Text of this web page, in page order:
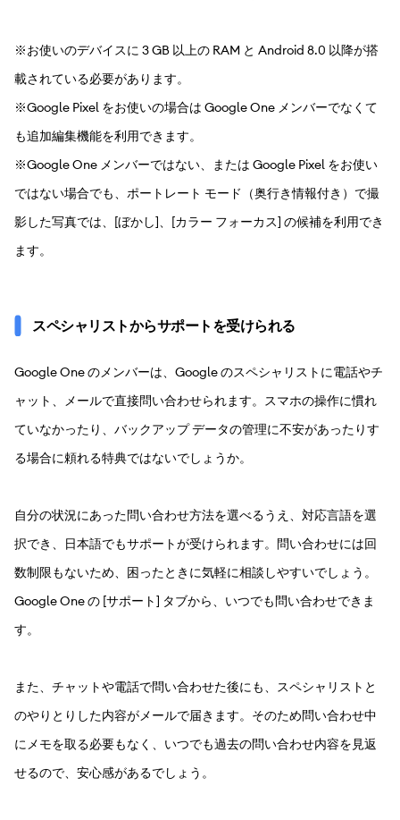
※お使いのデバイスに 3 GB 以上の RAM と Android 8.0 以降が搭
載されている必要があります。
※Google Pixel をお使いの場合は Google One メンバーでなくて
も追加編集機能を利用できます。
※Google One メンバーではない、または Google Pixel をお使い
ではない場合でも、ポートレート モード（奥行き情報付き）で撮
影した写真では、[ぼかし]、[カラー フォーカス] の候補を利用でき
ます。
スペシャリストからサポートを受けられる
Google One のメンバーは、Google のスペシャリストに電話やチ
ャット、メールで直接問い合わせられます。スマホの操作に慣れ
ていなかったり、バックアップ データの管理に不安があったりす
る場合に頼れる特典ではないでしょうか。
自分の状況にあった問い合わせ方法を選べるうえ、対応言語を選
択でき、日本語でもサポートが受けられます。問い合わせには回
数制限もないため、困ったときに気軽に相談しやすいでしょう。
Google One の [サポート] タブから、いつでも問い合わせできま
す。
また、チャットや電話で問い合わせた後にも、スペシャリストと
のやりとりした内容がメールで届きます。そのため問い合わせ中
にメモを取る必要もなく、いつでも過去の問い合わせ内容を見返
せるので、安心感があるでしょう。